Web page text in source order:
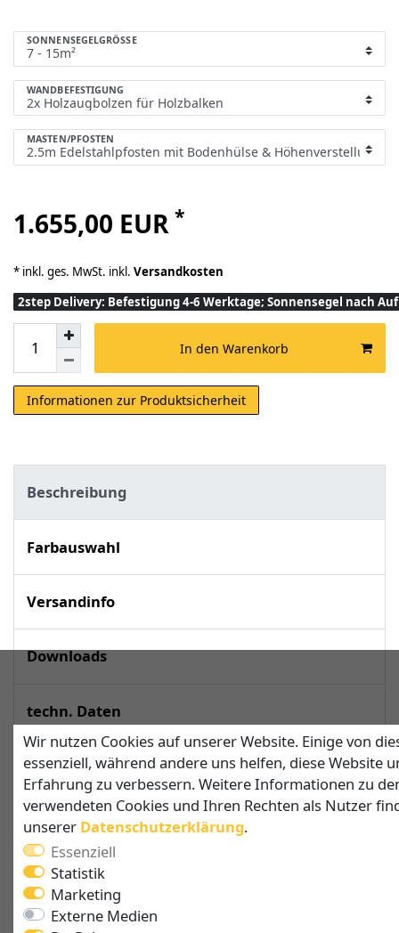
SONNENSEGELGRÖSSE
WANDBEFESTIGUNG
MASTEN/PFOSTEN
1.655,00 EUR *
* inkl. ges. MwSt. inkl. Versandkosten
2step Delivery: Befestigung 4-6 Werktage; Sonnensegel nach
In den Warenkorb
Informationen zur Produktsicherheit
Beschreibung
Farbauswahl
Versandinfo
Downloads
techn. Daten
Sonnensegel in viereckiger Form – jetzt
nach Maß anfertigen lassen
Sie wünschen sich endlich rund um den Tag
angenehmen Schatten auf der Terrasse und
brauchen besonders viel Platz? Dann lernen Sie am
besten gleich unsere viereckigen Sonnensegel
kennen! Diese gibt es
Wir nutzen Cookies auf unserer Website. Einige von
essenziell, während andere uns helfen, diese Website
Erfahrung zu verbessern. Weitere Informationen zu
verwendeten Cookies und Ihren Rechten als Nutzer
unserer Daten­schutz­erklärung.
Essenziell
Statistik
Marketing
Externe Medien